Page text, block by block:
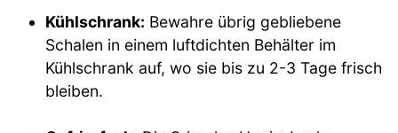
Kühlschrank: Bewahre übrig gebliebene
Schalen in einem luftdichten Behälter im
Kühlschrank auf, wo sie bis zu 2-3 Tage frisch
bleiben.